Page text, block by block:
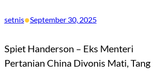
setnis•September 30, 2025
Spiet Handerson – Eks Menteri
Pertanian China Divonis Mati, Tang